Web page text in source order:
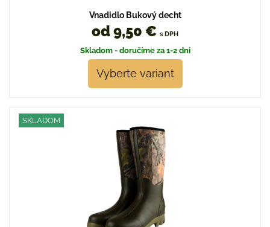
Vnadidlo Bukový decht
od 9,50 € s DPH
Skladom - doručíme za 1-2 dni
Vyberte variant
SKLADOM